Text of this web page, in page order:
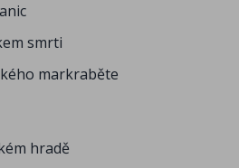
smrti
markraběte
hradě